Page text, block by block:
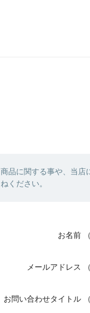
商品に関する事や、当店
ねください。
お名前
メールアドレス
お問い合わせタイトル